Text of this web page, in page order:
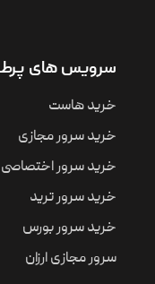
سرویس های
خرید هاست
خرید سرور مجازی
خرید سرور اختصاصی
خرید سرور ترید
خرید سرور بورس
سرور مجازی ارزان